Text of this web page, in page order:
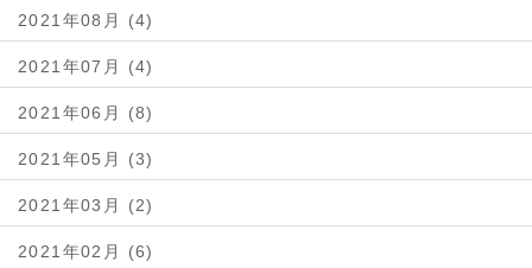
2021年08月 (4)
2021年07月 (4)
2021年06月 (8)
2021年05月 (3)
2021年03月 (2)
2021年02月 (6)